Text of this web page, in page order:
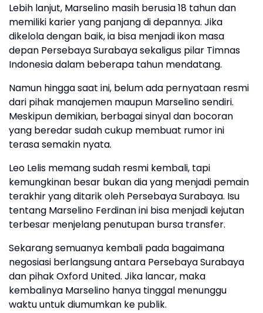
Lebih lanjut, Marselino masih berusia 18 tahun dan
memiliki karier yang panjang di depannya. Jika
dikelola dengan baik, ia bisa menjadi ikon masa
depan Persebaya Surabaya sekaligus pilar Timnas
Indonesia dalam beberapa tahun mendatang.
Namun hingga saat ini, belum ada pernyataan resmi
dari pihak manajemen maupun Marselino sendiri.
Meskipun demikian, berbagai sinyal dan bocoran
yang beredar sudah cukup membuat rumor ini
terasa semakin nyata.
Leo Lelis memang sudah resmi kembali, tapi
kemungkinan besar bukan dia yang menjadi pemain
terakhir yang ditarik oleh Persebaya Surabaya. Isu
tentang Marselino Ferdinan ini bisa menjadi kejutan
terbesar menjelang penutupan bursa transfer.
Sekarang semuanya kembali pada bagaimana
negosiasi berlangsung antara Persebaya Surabaya
dan pihak Oxford United. Jika lancar, maka
kembalinya Marselino hanya tinggal menunggu
waktu untuk diumumkan ke publik.